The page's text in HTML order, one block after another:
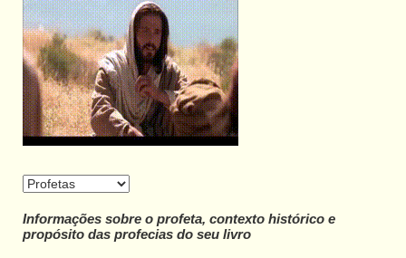
Informações sobre o profeta, contexto histórico e
propósito das profecias do seu livro